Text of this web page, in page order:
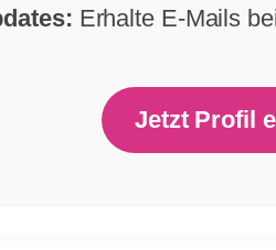
Erhalte E-Mails
Jetzt Profil